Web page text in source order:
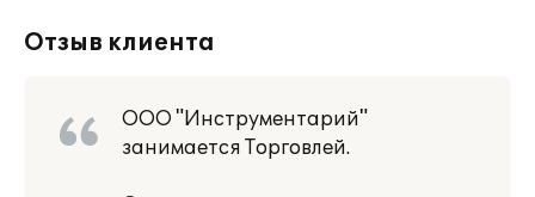
Отзыв клиента
ООО "Инструментарий"
занимается Торговлей.